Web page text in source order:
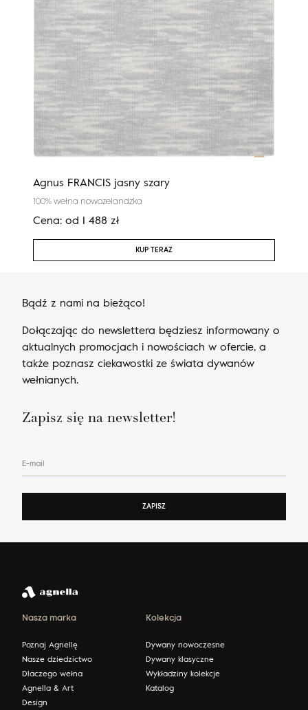
Agnus FRANCIS jasny szary
100% wełna nowozelandzka
Cena: od 1 488 zł
KUP TERAZ
Bądź z nami na bieżąco!
Dołączając do newslettera będziesz informowany o
aktualnych promocjach i nowościach w ofercie, a
także poznasz ciekawostki ze świata dywanów
wełnianych.
Zapisz się na newsletter!
E-mail
ZAPISZ
Nasza marka
Poznaj Agnellę
Nasze dziedzictwo
Dlaczego wełna
Agnella & Art
Design
Kolekcja
Dywany nowoczesne
Dywany klasyczne
Wykładziny kolekcje
Katalog